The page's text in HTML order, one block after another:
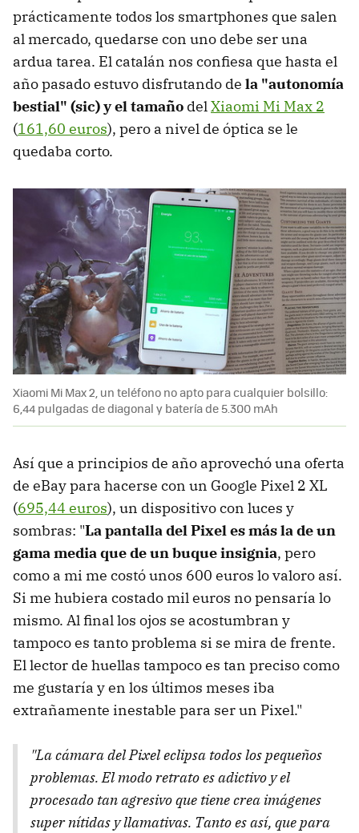
prácticamente todos los smartphones que salen
al mercado, quedarse con uno debe ser una
ardua tarea. El catalán nos confiesa que hasta el
año pasado estuvo disfrutando de la "autonomía
bestial" (sic) y el tamaño delXiaomi Mi Max 2
(161,60 euros), pero a nivel de óptica se le
quedaba corto.
Xiaomi Mi Max 2, un teléfono no apto para cualquier bolsillo:
6,44 pulgadas de diagonal y batería de 5.300 mAh
Así que a principios de año aprovechó una oferta
de eBay para hacerse con un Google Pixel 2 XL
(695,44 euros), un dispositivo con luces y
sombras: "La pantalla del Pixel es más la de un
gama media que de un buque insignia, pero
como a mi me costó unos 600 euros lo valoro así.
Si me hubiera costado mil euros no pensaría lo
mismo. Al final los ojos se acostumbran y
tampoco es tanto problema si se mira de frente.
El lector de huellas tampoco es tan preciso como
me gustaría y en los últimos meses iba
extrañamente inestable para ser un Pixel."
"La cámara del Pixel eclipsa todos los pequeños
problemas. El modo retrato es adictivo y el
procesado tan agresivo que tiene crea imágenes
super nítidas y llamativas. Tanto es así, que para